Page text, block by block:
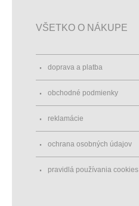
VŠETKO O NÁKUPE
doprava a platba
obchodné podmienky
reklamácie
ochrana osobných údajov
pravidlá používania cookies